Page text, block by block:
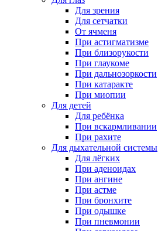
Для зрения
Для сетчатки
От ячменя
При астигматизме
При близорукости
При глаукоме
При дальнозоркости
При катаракте
При миопии
Для детей
Для ребёнка
При вскармливании
При рахите
Для дыхательной системы
Для лёгких
При аденоидах
При ангине
При астме
При бронхите
При одышке
При пневмонии